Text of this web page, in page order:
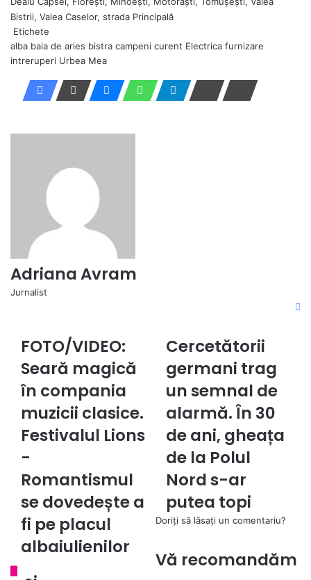
Bistrii, Valea Caselor, strada Principală
Etichete
alba baia de aries bistra campeni curent Electrica furnizare
intreruperi Urbea Mea
Adriana Avram
Jurnalist
F
T
O
V
I
D
E
O
:
S
e
a
r
FOTO/VIDEO:
Seară magică
în compania
muzicii clasice.
Festivalul Lions
-
Romantismul
se dovedește a
fi pe placul
albaiulienilor
C
r
c
t
ă
t
o
r
i
g
m
Cercetătorii
germani trag
un semnal de
alarmă. În 30
de ani, gheața
de la Polul
Nord s-ar
putea topi
Doriți să lăsați un comentariu?
Vă recomandăm